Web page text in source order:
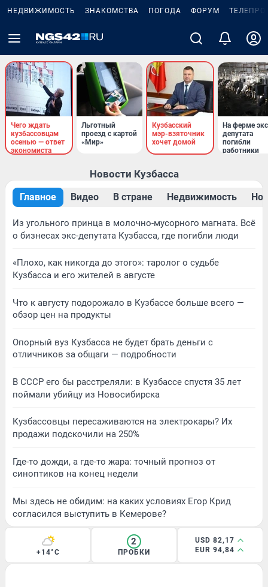
НЕДВИЖИМОСТЬ ЗНАКОМСТВА ПОГОДА ФОРУМ
Чего ждать
кузбассовцам
осенью — ответ
экономиста
Льготный
проезд с картой
«Мир»
Кузбасский
мэр-взяточник
хочет домой
На ферме
депутата
погибли
работники
Новости Кузбасса
Главное Видео В стране Недвижимость
Из угольного принца в молочно-мусорного магната. Всё
о бизнесах экс-депутата Кузбасса, где погибли люди
«Плохо, как никогда до этого»: таролог о судьбе
Кузбасса и его жителей в августе
Что к августу подорожало в Кузбассе больше всего —
обзор цен на продукты
Опорный вуз Кузбасса не будет брать деньги с
отличников за общаги — подробности
В СССР его бы расстреляли: в Кузбассе спустя 35 лет
поймали убийцу из Новосибирска
Кузбассовцы пересаживаются на электрокары? Их
продажи подскочили на 250%
Где-то дожди, а где-то жара: точный прогноз от
синоптиков на конец недели
Мы здесь не обидим: на каких условиях Егор Крид
согласился выступить в Кемерове?
+14°C
2
ПРОБКИ
USD 82,17
EUR 94,84